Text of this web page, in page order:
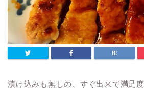
漬け込みも無しの、すぐ出来て満足